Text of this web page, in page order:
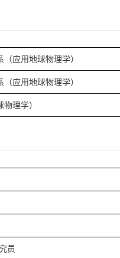
应用地球物理学）
应用地球物理学）
理学）
员